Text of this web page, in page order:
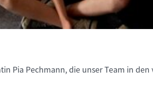
Pia Pechmann, die unser Team in